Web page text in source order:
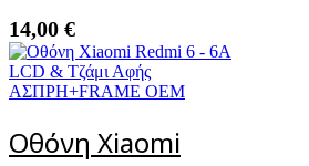
14,00 €
Οθόνη Xiaomi